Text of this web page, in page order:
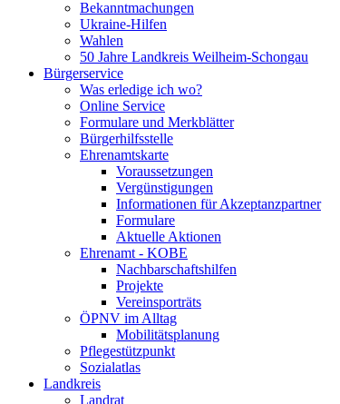
Bekanntmachungen
Ukraine-Hilfen
Wahlen
50 Jahre Landkreis Weilheim-Schongau
Bürgerservice
Was erledige ich wo?
Online Service
Formulare und Merkblätter
Bürgerhilfsstelle
Ehrenamtskarte
Voraussetzungen
Vergünstigungen
Informationen für Akzeptanzpartner
Formulare
Aktuelle Aktionen
Ehrenamt - KOBE
Nachbarschaftshilfen
Projekte
Vereinsporträts
ÖPNV im Alltag
Mobilitätsplanung
Pflegestützpunkt
Sozialatlas
Landkreis
Landrat